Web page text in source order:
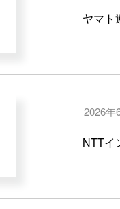
ヤマト
2026年
NTTイ